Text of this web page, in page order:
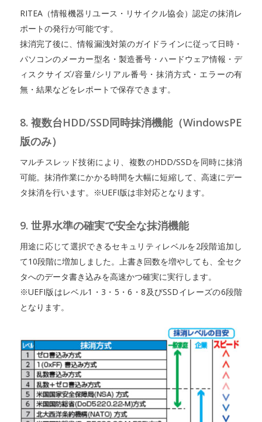
RITEA（情報機器リユース・リサイクル協会）認定の抹消レ
ポートの発行が可能です。
抹消完了後に、情報漏洩対策のガイドラインに従って日時・
パソコンのメーカー型名・製造番号・ハードウェア情報・デ
ィスクサイズ/容量/シリアル番号・抹消方式・エラーの有
無・結果などをレポートで保存できます。
8. 複数台HDD/SSD同時抹消機能（WindowsPE
版のみ）
マルチスレッド技術により、複数のHDD/SSDを同時に抹消
可能。抹消作業にかかる時間を大幅に短縮して、高速にデー
タ抹消を行います。※UEFI版は非対応となります。
9. 世界水準の確実で安全な抹消機能
用途に応じて選択できるセキュリティレベルを2段階追加し
て10段階に増加しました。上書き回数を増やしても、全セク
タへのデータ書き込みを高速かつ確実に実行します。
※UEFI版はレベル1・3・5・6・8及びSSDイレーズの6段階
となります。